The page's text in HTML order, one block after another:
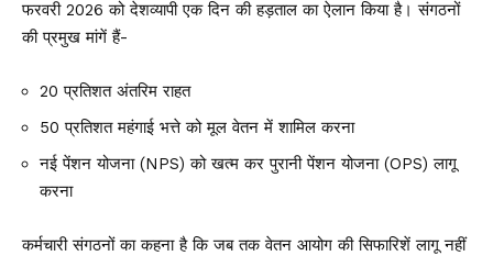
फरवरी 2026 को देशव्यापी एक दिन की हड़ताल का ऐलान किया है। संगठनों
की प्रमुख मांगें हैं-
20 प्रतिशत अंतरिम राहत
50 प्रतिशत महंगाई भत्ते को मूल वेतन में शामिल करना
नई पेंशन योजना (NPS) को खत्म कर पुरानी पेंशन योजना (OPS) लागू
करना
कर्मचारी संगठनों का कहना है कि जब तक वेतन आयोग की सिफारिशें लागू नहीं